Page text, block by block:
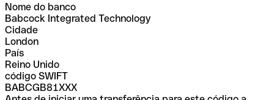
Nome do banco
Babcock Integrated Technology
Cidade
London
País
Reino Unido
código SWIFT
BABCGB81XXX